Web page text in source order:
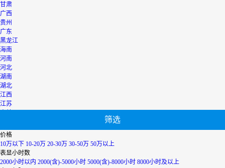
甘肃
广西
贵州
广东
黑龙江
海南
河南
河北
湖南
湖北
江西
江苏
宁夏
内蒙古
青海
上海
筛选
价格
10万以下 10-20万 20-30万 30-50万 50万以上
表显小时数
2000小时以内 2000(含)-5000小时 5000(含)-8000小时 8000小时及以上